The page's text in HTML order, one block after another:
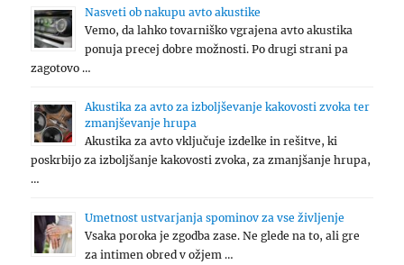
Nasveti ob nakupu avto akustike
Vemo, da lahko tovarniško vgrajena avto akustika
ponuja precej dobre možnosti. Po drugi strani pa
zagotovo …
Akustika za avto za izboljševanje kakovosti zvoka ter
zmanjševanje hrupa
Akustika za avto vključuje izdelke in rešitve, ki
poskrbijo za izboljšanje kakovosti zvoka, za zmanjšanje hrupa,
…
Umetnost ustvarjanja spominov za vse življenje
Vsaka poroka je zgodba zase. Ne glede na to, ali gre
za intimen obred v ožjem …